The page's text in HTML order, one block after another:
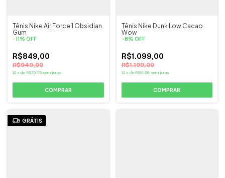
Tênis Nike Air Force 1 Obsidian
Gum
-11% OFF
R$849,00
R$949,00
12 x de R$70,75 sem juros
COMPRAR
Tênis Nike Dunk Low Cacao
Wow
-8% OFF
R$1.099,00
R$1.199,00
12 x de R$91,58 sem juros
COMPRAR
GRÁTIS